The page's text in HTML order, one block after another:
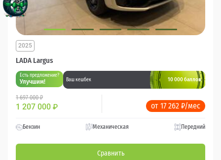
LADA Largus
2025
Есть предложение?
Улучшим! Ваш кешбек 10 000 баллов
1 697 000 ₽
1 207 000 ₽ от 17 262 ₽/мес
Бензин Механическая Передний
Сравнить